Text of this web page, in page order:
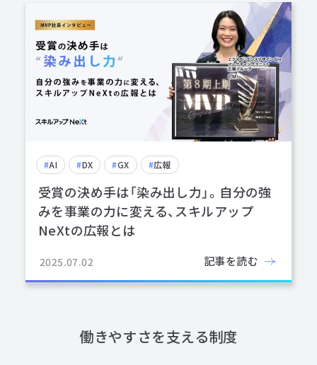
#AI #DX #GX #広報
受賞の決め手は「染み出し力」。自分の強
みを事業の力に変える、スキルアップ
NeXtの広報とは
2025.07.02 記事を読む
働きやすさを支える制度